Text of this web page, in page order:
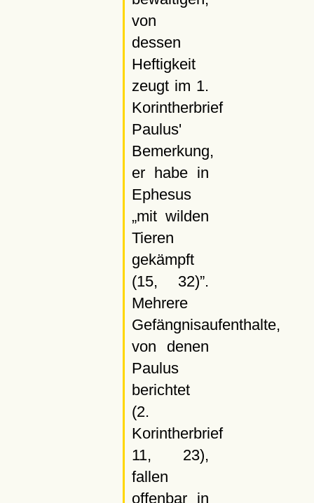
von
dessen
Heftigkeit
zeugt im 1.
Korintherbrief
Paulus'
Bemerkung,
er habe in
Ephesus
mit wilden
Tieren
gekämpft
(15, 32) .
Mehrere
Gefängnisaufenthalte,
von denen
Paulus
berichtet
(2.
Korintherbrief
11, 23),
fallen
offenbar in